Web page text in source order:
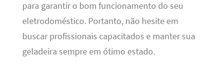
para garantir o bom funcionamento do seu
eletrodoméstico. Portanto, não hesite em
buscar profissionais capacitados e manter sua
geladeira sempre em ótimo estado.